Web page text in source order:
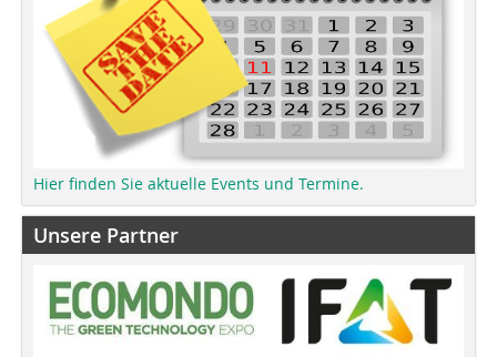
Hier finden Sie aktuelle Events und Termine.
Unsere Partner